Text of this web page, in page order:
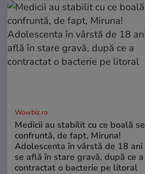
Wowbiz.ro
Medicii au stabilit cu ce boală se
confruntă, de fapt, Miruna!
Adolescenta în vârstă de 18 ani
se află în stare gravă, după ce a
contractat o bacterie pe litoral